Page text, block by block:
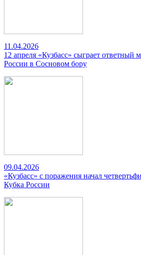
11.04.2026
12 апреля «Кузбасс» сыграет ответный
России в Сосновом бору
09.04.2026
«Кузбасс» с поражения начал
Кубка России